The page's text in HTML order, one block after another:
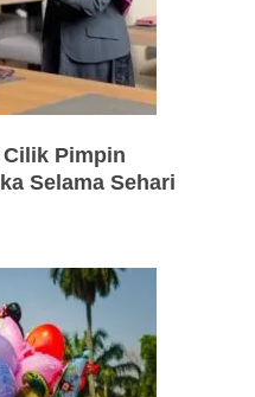
Cilik Pimpin
Selama Sehari